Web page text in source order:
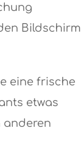
Bildschirm
eine frische
etwas
anderen